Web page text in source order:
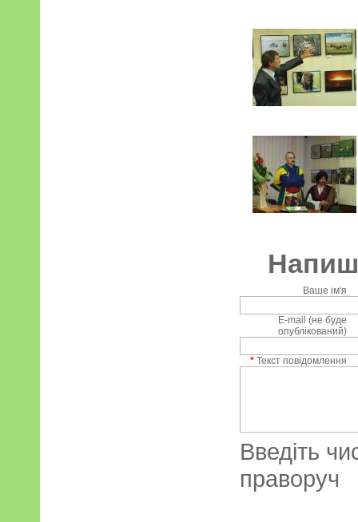
Ваше ім'я
E-mail (не буде
опублікований)
* Текст повідомлення
Введіть
праворуч